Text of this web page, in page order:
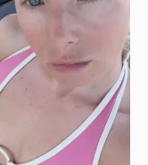
отдыхают
и
жена Басты